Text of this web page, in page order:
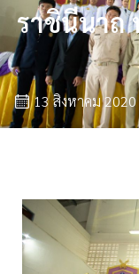
ราชินีนาถ
13 สิงหาคม 2020